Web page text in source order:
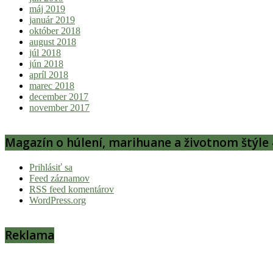
máj 2019
január 2019
október 2018
august 2018
júl 2018
jún 2018
apríl 2018
marec 2018
december 2017
november 2017
Magazín o húlení, marihuane a životnom štýle
Prihlásiť sa
Feed záznamov
RSS feed komentárov
WordPress.org
Reklama